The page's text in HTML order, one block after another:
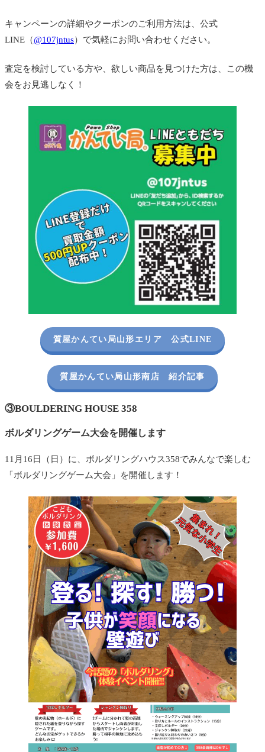
キャンペーンの詳細やクーポンのご利用方法は、公式
LINE（@107jntus）で気軽にお問い合わせください。
査定を検討している方や、欲しい商品を見つけた方は、この機
会をお見逃しなく！
質屋かんてい局山形エリア 公式LINE
質屋かんてい局山形南店 紹介記事
③BOULDERING HOUSE 358
ボルダリングゲーム大会を開催します
11月16日（日）に、ボルダリングハウス358でみんなで楽しむ
「ボルダリングゲーム大会」を開催します！